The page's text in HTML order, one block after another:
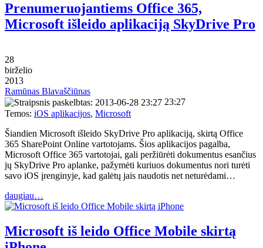
Prenumeruojantiems Office 365,
Microsoft išleido aplikaciją SkyDrive Pro
28
birželio
2013
Ramūnas Blavaščiūnas
23:27
Temos: iOS aplikacijos, Microsoft
Šiandien Microsoft išleido SkyDrive Pro aplikaciją, skirtą Office
365 SharePoint Online vartotojams. Šios aplikacijos pagalba,
Microsoft Office 365 vartotojai, gali peržiūrėti dokumentus esančius
jų SkyDrive Pro aplanke, pažymėti kuriuos dokumentus nori turėti
savo iOS įrenginyje, kad galėtų jais naudotis net neturėdami…
daugiau…
Microsoft iš leido Office Mobile skirtą